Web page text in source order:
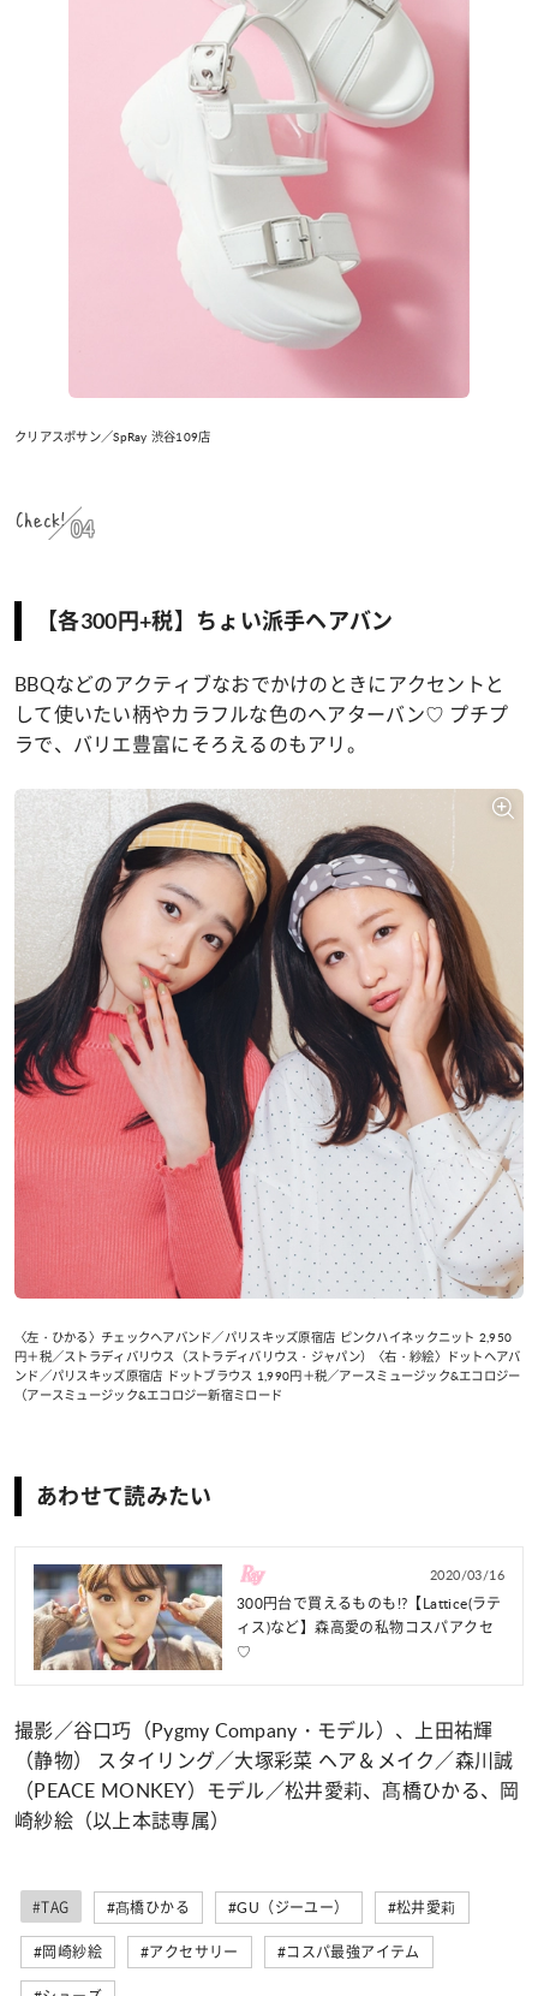
クリアスポサン／SpRay 渋谷109店
Check! 04
【各300円+税】ちょい派手ヘアバン
BBQなどのアクティブなおでかけのときにアクセントと
して使いたい柄やカラフルな色のヘアターバン♡ プチプ
ラで、バリエ豊富にそろえるのもアリ。
〈左・ひかる〉チェックヘアバンド／パリスキッズ原宿店 ピンクハイネックニット 2,950
円＋税／ストラディバリウス（ストラディバリウス・ジャパン）〈右・紗絵〉ドットヘアバ
ンド／パリスキッズ原宿店 ドットブラウス 1,990円＋税／アースミュージック&エコロジー
（アースミュージック&エコロジー新宿ミロード
あわせて読みたい
2020/03/16
300円台で買えるものも!?【Lattice(ラテ
ィス)など】森高愛の私物コスパアクセ
♡
撮影／谷口巧（Pygmy Company・モデル）、上田祐輝
（静物） スタイリング／大塚彩菜 ヘア＆メイク／森川誠
（PEACE MONKEY）モデル／松井愛莉、髙橋ひかる、岡
崎紗絵（以上本誌専属）
#TAG #髙橋ひかる #GU（ジーユー） #松井愛莉
#岡崎紗絵 #アクセサリー #コスパ最強アイテム